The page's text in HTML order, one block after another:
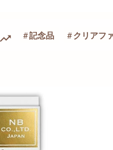
記念品 クリアフ